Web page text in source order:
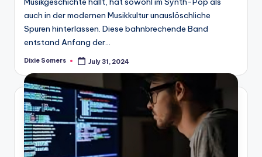
auch in der modernen Musikkultur unauslöschliche
Spuren hinterlassen. Diese bahnbrechende Band
entstand Anfang der…
Posted
Dixie Somers July 31, 2024